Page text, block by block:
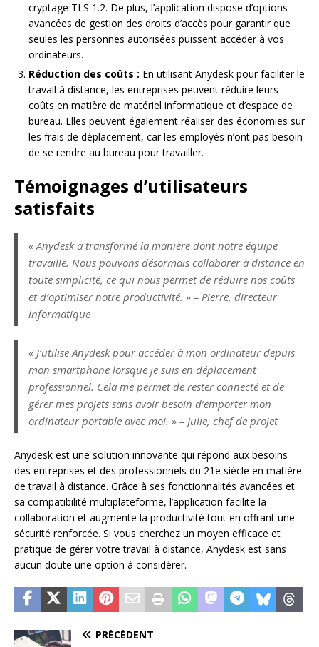
cryptage TLS 1.2. De plus, l’application dispose d’options
avancées de gestion des droits d’accès pour garantir que
seules les personnes autorisées puissent accéder à vos
ordinateurs.
Réduction des coûts : En utilisant Anydesk pour faciliter le
travail à distance, les entreprises peuvent réduire leurs
coûts en matière de matériel informatique et d’espace de
bureau. Elles peuvent également réaliser des économies sur
les frais de déplacement, car les employés n’ont pas besoin
de se rendre au bureau pour travailler.
Témoignages d’utilisateurs
satisfaits
« Anydesk a transformé la manière dont notre équipe
travaille. Nous pouvons désormais collaborer à distance en
toute simplicité, ce qui nous permet de réduire nos coûts
et d’optimiser notre productivité. » – Pierre, directeur
informatique
« J’utilise Anydesk pour accéder à mon ordinateur depuis
mon smartphone lorsque je suis en déplacement
professionnel. Cela me permet de rester connecté et de
gérer mes projets sans avoir besoin d’emporter mon
ordinateur portable avec moi. » – Julie, chef de projet
Anydesk est une solution innovante qui répond aux besoins
des entreprises et des professionnels du 21e siècle en matière
de travail à distance. Grâce à ses fonctionnalités avancées et
sa compatibilité multiplateforme, l’application facilite la
collaboration et augmente la productivité tout en offrant une
sécurité renforcée. Si vous cherchez un moyen efficace et
pratique de gérer votre travail à distance, Anydesk est sans
aucun doute une option à considérer.
PRÉCÉDENT